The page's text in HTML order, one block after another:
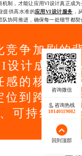
机制，才能让应用VI设计真正成
供高水准的应用VI设计服务 ，
队协同推进，确保每一处细节都
竞争加剧的
设计成为企
感的核心战
位到跨平台
可持续演
咨询热线
18140119082
回到顶部